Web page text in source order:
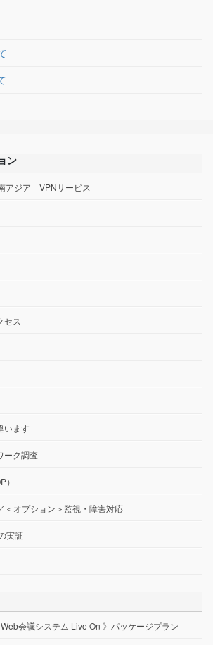
ン
アジア VPNサービス
セス
います
ーク調査
）
＜オプション＞監視・障害対応
実証
Web会議システム Live On 》パッケージプラン